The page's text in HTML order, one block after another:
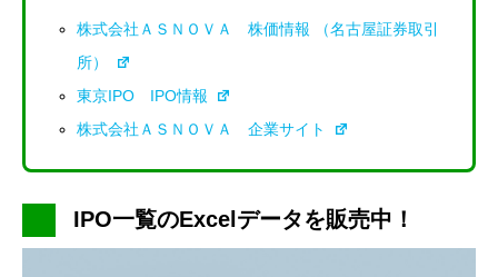
株式会社ＡＳＮＯＶＡ 株価情報 （名古屋証券取引
所）
東京IPO IPO情報
株式会社ＡＳＮＯＶＡ 企業サイト
IPO一覧のExcelデータを販売中！